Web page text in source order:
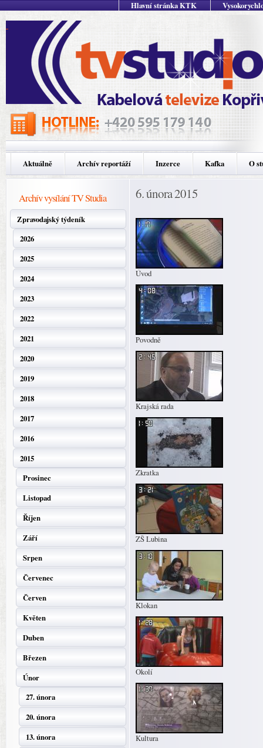
Hlavní stránka KTK
Aktuálně Archív reportáží Inzerce Kafka O
Archív vysílání TV Studia
Zpravodajský týdeník
2026
2025
2024
2023
2022
2021
2020
2019
2018
2017
2016
2015
Prosinec
Listopad
Říjen
Září
Srpen
Červenec
Červen
Květen
Duben
Březen
Únor
27. února
20. února
13. února
6. února 2015
Úvod
Povodně
Krajská rada
Zkratka
ZŠ Lubina
Klokan
Okolí
Kultura